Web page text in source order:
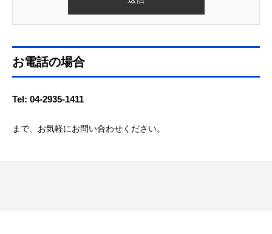
お電話の場合
Tel: 04-2935-1411
まで、お気軽にお問い合わせください。